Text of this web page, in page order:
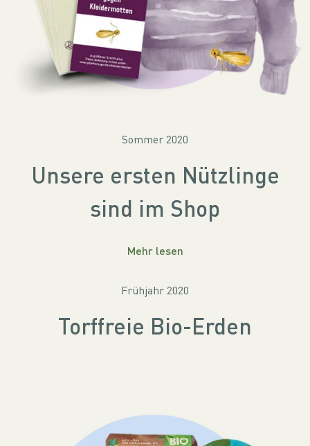
Sommer 2020
Unsere ersten Nützlinge
sind im Shop
Mehr lesen
Frühjahr 2020
Torffreie Bio-Erden